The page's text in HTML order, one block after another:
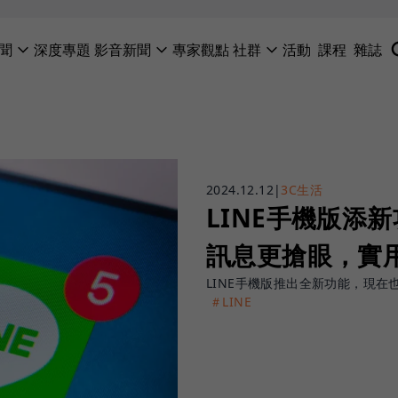
深度專題 影音新聞 專家觀點社群 活動 課程 雜誌
2024.12.12| 3C生活
LINE手機版添
訊息更搶眼，實
LINE手機版推出全新功能，現在
＃LINE